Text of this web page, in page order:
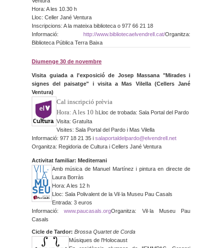
Hora: A les 10.30 h
Lloc: Celler Jané Ventura
Inscripcions: A la mateixa biblioteca o 977 66 21 18
Informació: http://www.bibliotecaelvendrell.cat/Organitza:
Biblioteca Pública Terra Baixa
Diumenge 30 de novembre
Visita guiada a l'exposició de Josep Massana "Mirades i
signes del paisatge" i visita a Mas Vilella (Cellers Jané
Ventura)
Cal inscripció prèvia
Hora: A les 10 hLloc de trobada: Sala Portal del Pardo
Visita: Gratuïta
Visites: Sala Portal del Pardo i Mas Vilella
Informació: 977 18 21 35 i salaportaldelpardo@elvendrell.net
Organitza: Regidoria de Cultura i Cellers Jané Ventura
Activitat familiar: Mediterrani
Amb música de Manuel Martínez i pintura en directe de
Laura Borràs
Hora: A les 12 h
Lloc: Sala Polivalent de la Vil·la Museu Pau Casals
Entrada: 3 euros
Informació:www.paucasals.orgOrganitza: Vil·la Museu Pau
Casals
Cicle de Tardor: Brossa Quartet de Corda
Músiques de l'Holocaust